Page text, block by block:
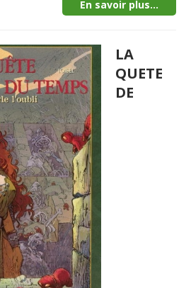
En savoir plus...
LA
QUETE
DE